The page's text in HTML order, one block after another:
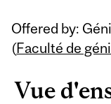
Offered by:
(Faculté de
Vue
Related
Content